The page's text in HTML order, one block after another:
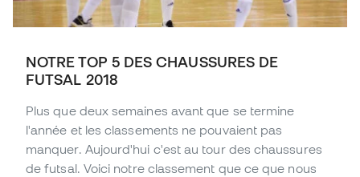
NOTRE TOP 5 DES CHAUSSURES DE
FUTSAL 2018
Plus que deux semaines avant que se termine
l'année et les classements ne pouvaient pas
manquer. Aujourd'hui c'est au tour des chaussures
de futsal. Voici notre classement que ce que nous